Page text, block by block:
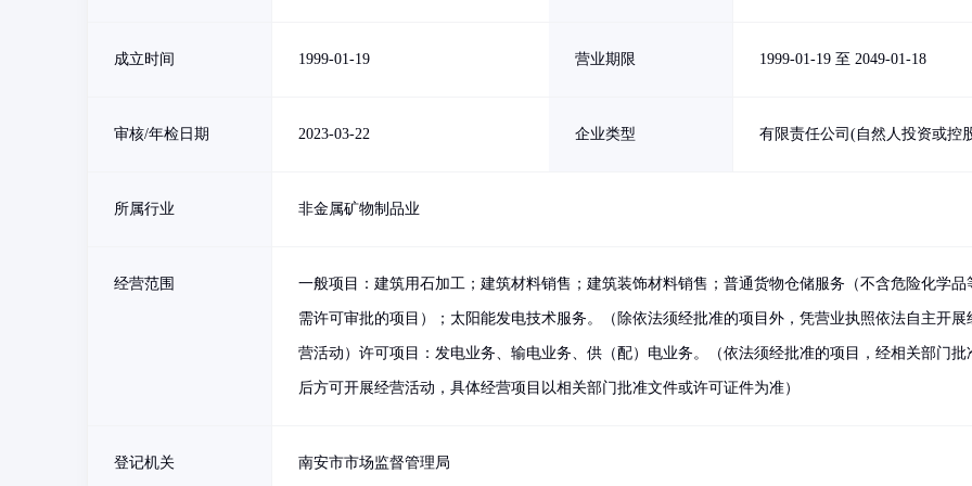
成立时间 1999-01-19 营业期限 1999-01-19 至 2049-01-18
审核/年检日期 2023-03-22 企业类型 有限责任公司(自然人投资或控
所属行业 非金属矿物制品业
经营范围 一般项目：建筑用石加工；建筑材料销售；建筑装饰材料销售；普通货物仓储服务（不含危险化学品
需许可审批的项目）；太阳能发电技术服务。（除依法须经批准的项目外，凭营业执照依法自主开展
营活动）许可项目：发电业务、输电业务、供（配）电业务。（依法须经批准的项目，经相关部门批
后方可开展经营活动，具体经营项目以相关部门批准文件或许可证件为准）
登记机关 南安市市场监督管理局